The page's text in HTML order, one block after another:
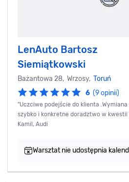
LenAuto Bartosz
Siemiątkowski
Bażantowa 28, Wrzosy, Toruń
6 (9 opinii)
"Uczciwe podejście do klienta
szybko i konkretne doradztwo w kwestii
Kamil, Audi
Warsztat nie udostępnia